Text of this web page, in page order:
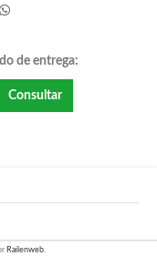
de entrega:
Consultar
Railenweb.